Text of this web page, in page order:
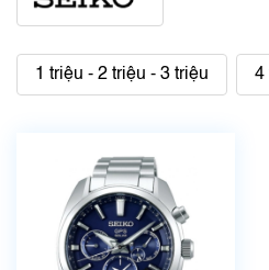
1 triệu - 2 triệu - 3 triệu 4